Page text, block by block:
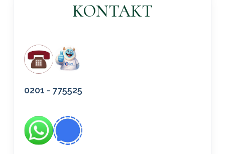
KONTAKT
0201 - 775525